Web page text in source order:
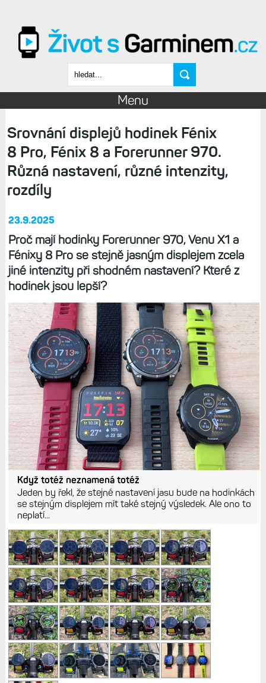
Vyhledávání
Menu
Srovnání displejů hodinek Fénix
8 Pro, Fénix 8 a Forerunner 970.
Různá nastavení, různé intenzity,
rozdíly
23.9.2025
Proč mají hodinky Forerunner 970, Venu X1 a
Fénixy 8 Pro se stejně jasným displejem zcela
jiné intenzity při shodném nastavení? Které z
hodinek jsou lepší?
Když totéž neznamená totéž
Jeden by řekl, že stejné nastavení jasu bude na hodinkách
se stejným displejem mít také stejný výsledek. Ale ono to
neplatí...